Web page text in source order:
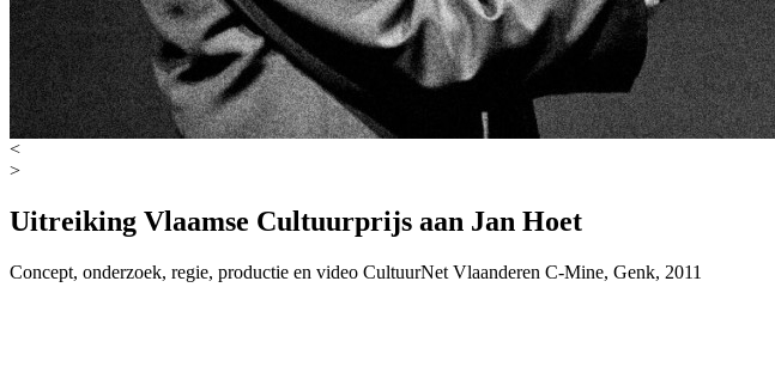
<
>
Uitreiking Vlaamse Cultuurprijs aan Jan Hoet
Concept, onderzoek, regie, productie en video CultuurNet Vlaanderen C-Mine, Genk, 2011